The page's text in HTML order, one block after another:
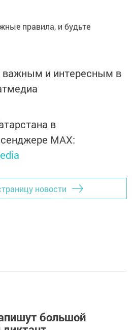
правила, и будьте
и интересным в
в
MАХ:
новости
большой